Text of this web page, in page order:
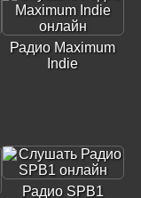
Радио Maximum
Indie
Радио SPB1